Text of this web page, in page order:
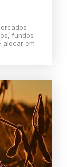
fundos
alocar em